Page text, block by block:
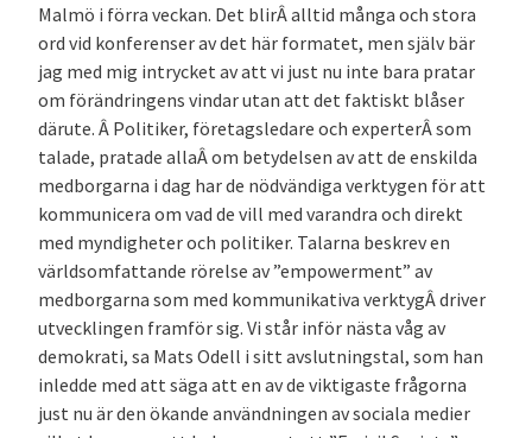
Malmö i förra veckan. Det blirÂ alltid många och stora
ord vid konferenser av det här formatet, men själv bär
jag med mig intrycket av att vi just nu inte bara pratar
om förändringens vindar utan att det faktiskt blåser
därute. Â Politiker, företagsledare och experterÂ som
talade, pratade allaÂ om betydelsen av att de enskilda
medborgarna i dag har de nödvändiga verktygen för att
kommunicera om vad de vill med varandra och direkt
med myndigheter och politiker. Talarna beskrev en
världsomfattande rörelse av ”empowerment” av
medborgarna som med kommunikativa verktygÂ driver
utvecklingen framför sig. Vi står inför nästa våg av
demokrati, sa Mats Odell i sitt avslutningstal, som han
inledde med att säga att en av de viktigaste frågorna
just nu är den ökande användningen av sociala medier